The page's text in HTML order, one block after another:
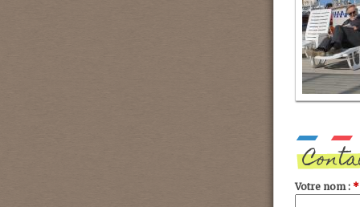
Votre nom : *